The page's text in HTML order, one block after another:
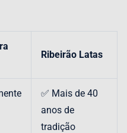
Ribeirão Latas
✅ Mais de 40
anos de
tradição